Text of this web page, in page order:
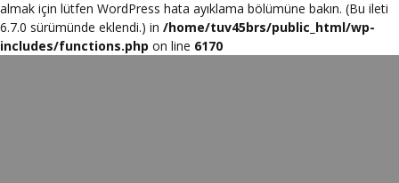
almak için lütfen WordPress hata ayıklama bölümüne bakın. (Bu ileti
6.7.0 sürümünde eklendi.) in /home/tuv45brs/public_html/wp-
includes/functions.php on line 6170